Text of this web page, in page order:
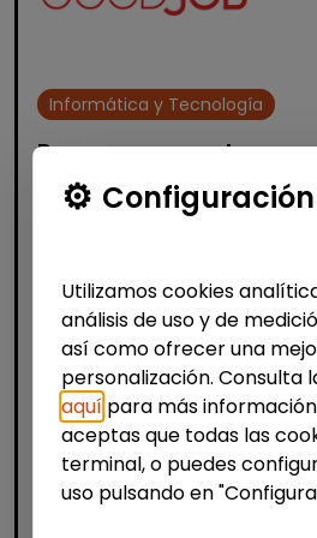
Informática y Tecnología
Programa empleo
discapacidad
¡Impulsa tu futuro digital
GoodJob! ¿Quieres dar
tecnológico y abrirte a
oportunidades
10ª edici&...
% de respuesta: 93,75%
Utilizamos cookies
análisis de uso y de
así como ofrecer una
personalización. Consulta
aquí para más
aceptas que todas las
terminal, o puedes
uso pulsando en